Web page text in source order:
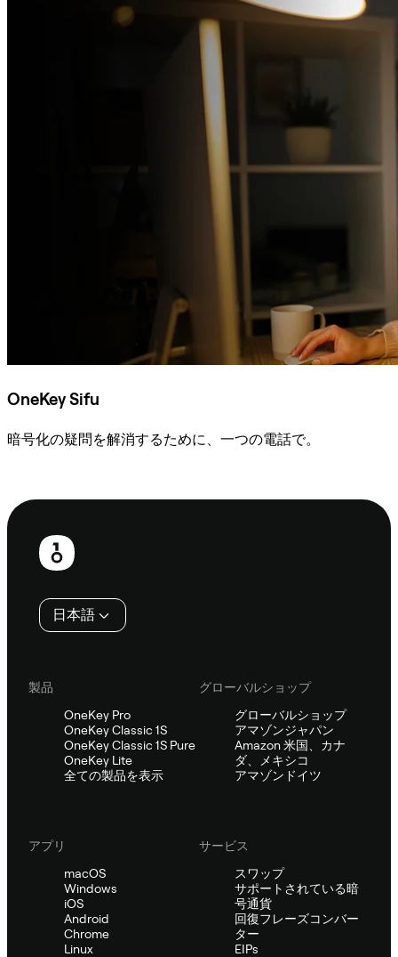
OneKey Sifu
暗号化の疑問を解消するために、一つの電話で。
フ
日本語
製品
OneKey Pro
OneKey Classic 1S
OneKey Classic 1S Pure
OneKey Lite
全ての製品を表示
グローバルショップ
グローバルショップ
アマゾンジャパン
Amazon 米国、カナ
ダ、メキシコ
アマゾンドイツ
アプリ
macOS
Windows
iOS
Android
Chrome
Linux
サービス
スワップ
サポートされている暗
号通貨
回復フレーズコンバー
ター
EIPs